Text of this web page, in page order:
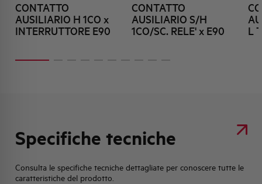
CONTATTO
AUSILIARIO H 1CO x
INTERRUTTORE E90
CONTATTO
AUSILIARIO S/H
1CO/SC. RELE' x E90
L
Specifiche tecniche
Consulta le specifiche tecniche dettagliate per conoscere tutte le
caratteristiche del prodotto.